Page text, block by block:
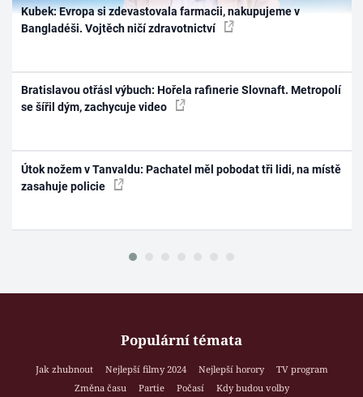
Kubek: Evropa si zdevastovala farmacii, nakupujeme v
Bangladéši. Vojtěch ničí zdravotnictví
Bratislavou otřásl výbuch: Hořela rafinerie Slovnaft. Metropolí
se šířil dým, zachycuje video
Útok nožem v Tanvaldu: Pachatel měl pobodat tři lidi, na místě
zasahuje policie
Populární témata
Jak zhubnout Nejlepší filmy 2024 Nejlepší horory
TV program
Změna času
Partie Počasí
Kdy budou volby